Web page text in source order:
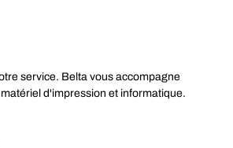
service. Belta vous accompagne
d'impression et informatique.